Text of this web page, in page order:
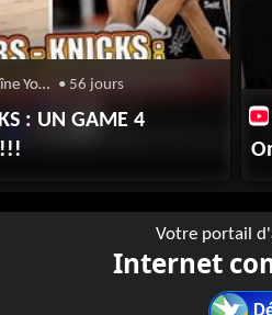
Trash Talk : Chaîne Youtube • 56 jours
: UN GAME 4
!!!
Votre portail
Internet